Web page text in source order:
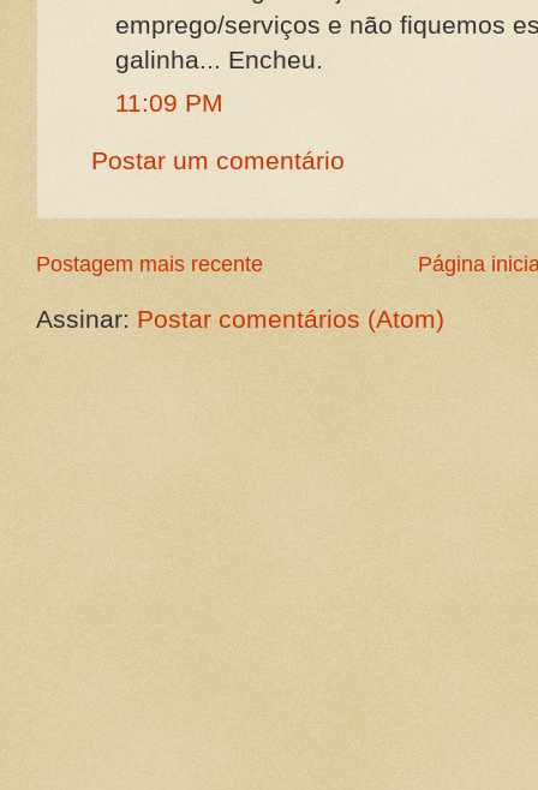
emprego/serviços e não fiquemos
galinha... Encheu.
11:09 PM
Postar um comentário
Postagem mais recente Página
Assinar: Postar comentários (Atom)